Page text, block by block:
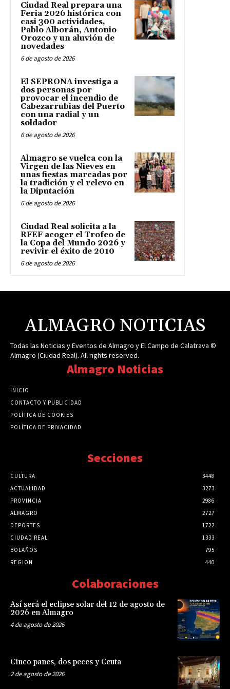
Ciudad Real prepara una
Feria 2026 histórica con
casi 300 actividades,
Pablo Alborán, Antonio
Orozco y un aluvión de
novedades
6 de agosto de 2026
El SEPRONA investiga a
dos personas por
provocar el incendio de
Cabezarrubias del Puerto
con una radial y un
soldador
6 de agosto de 2026
Almagro se vuelca con la
Virgen de las Nieves en
unas fiestas marcadas por
la tradición y el relevo en
la Diputación
6 de agosto de 2026
Ciudad Real solicita a la
RFEF acoger el Trofeo de
la Copa del Mundo 2026 y
revivir el éxito de 2010
6 de agosto de 2026
ALMAGRO NOTICIAS
Todas las Noticias y Eventos de Almagro y El Campo de Calatrava ©
Almagro (Ciudad Real). All rights reserved.
Almagro Noticias
INICIO
CONTACTO Y PUBLICIDAD
POLÍTICA DE COOKIES
POLÍTICA DE PRIVACIDAD
Secciones
CULTURA
3448
ACTUALIDAD
3273
PROVINCIA
2986
ALMAGRO
2727
DEPORTES
1722
CIUDAD REAL
1333
BOLAÑOS
795
REGION
440
Colaboraciones
Así será el eclipse solar del 12 de agosto de
2026 en Almagro
4 de agosto de 2026
Cinco panes, dos peces y Ceuta
2 de agosto de 2026